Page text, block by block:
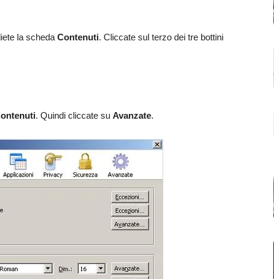
la scheda Contenuti. Cliccate sul terzo dei tre bottini
. Quindi cliccate su Avanzate.